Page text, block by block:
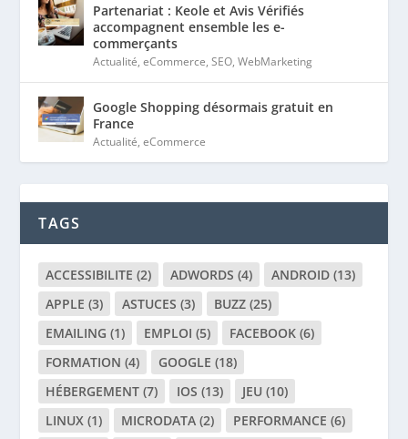
Partenariat : Keole et Avis Vérifiés
accompagnent ensemble les e-
commerçants
Actualité,eCommerce,SEO,WebMarketing
Google Shopping désormais gratuit en
France
Actualité,eCommerce
TAGS
ACCESSIBILITE (2) ADWORDS (4) ANDROID (13)
APPLE (3) ASTUCES (3) BUZZ (25)
EMAILING (1) EMPLOI (5) FACEBOOK (6)
FORMATION (4) GOOGLE (18)
HÉBERGEMENT (7) IOS (13) JEU (10)
LINUX (1) MICRODATA (2) PERFORMANCE (6)